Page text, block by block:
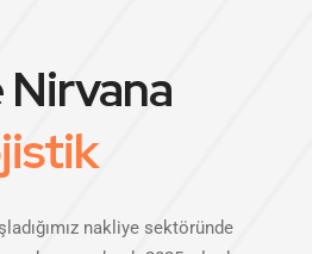
nakliye sektöründe